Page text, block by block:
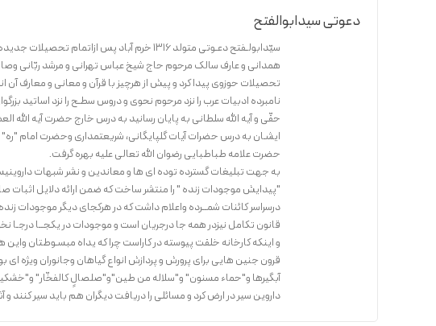
دعوتی سیدابوالفتح
سیّدابولـفتح دعـوتی متولد 1316 خرم آباد پس
همدانی و عارف سالک مرحوم حاج شیخ عباس تهرانی و مرشد ربّانی
تحصیلات حوزوی پیدا کرد و پیش از هرچیز با قرآن و معانی و معارف آن
نامبرده ادبیات عرب را نزد مرحوم نحوی و دروس سطـح را نزد اساتید
حقّی و آیه الله سلطانی به پایان رسانید به درس خارج حضرت آیه
ایشـان به درس حضرات آیات گلپایگانی، شریعتمداری وحضرت امام
حضرت علامه طباطبایی رضوان الله تعالی علیه بهره گرفت.
به جهت تبلیغات گسترده توده ای ها و معاندین و نشر شبهات
"پیدایش موجودات زنده " را منتشر ساخت که ضمن ارائه دلایل اثبات
درسراسر کائنات شمــرده واعلام داشت که در هرکجای دیگر موجودات
قانون تکامل نیزدر همه جا درجریان است و موجودات در یکجــا
و اینکه کارخانه خلقت پیوسته در کاراست چرا که یداه مبسـوطتان واین
قرون جنین هایی برای پرورش و پردازش انواع گیاهان وجانوران ویژه ای
آبگیرها و"حماء مسنون" و"سلاله من طین"و"صلصالٍ کالفخّار"
داروین سیر در ارض کرد و مسائلی را دریافت دیگران هم باید سیر کنند